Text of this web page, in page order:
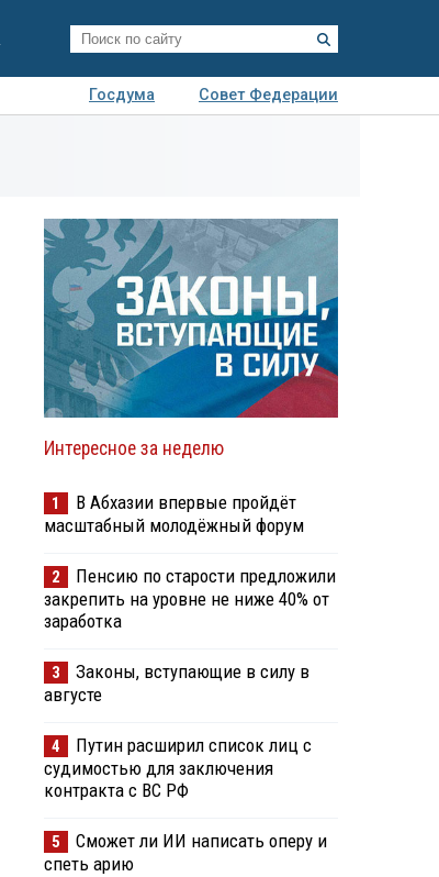
Госдума
Совет Федерации
Интересное за неделю
1
В Абхазии впервые пройдёт
масштабный молодёжный форум
2
Пенсию по старости предложили
закрепить на уровне не ниже 40% от
заработка
3
Законы, вступающие в силу в
августе
4
Путин расширил список лиц с
судимостью для заключения
контракта с ВС РФ
5
Сможет ли ИИ написать оперу и
спеть арию